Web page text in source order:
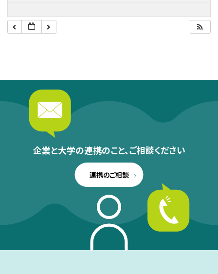
企業と大学の連携のこと、ご相談ください
連携のご相談